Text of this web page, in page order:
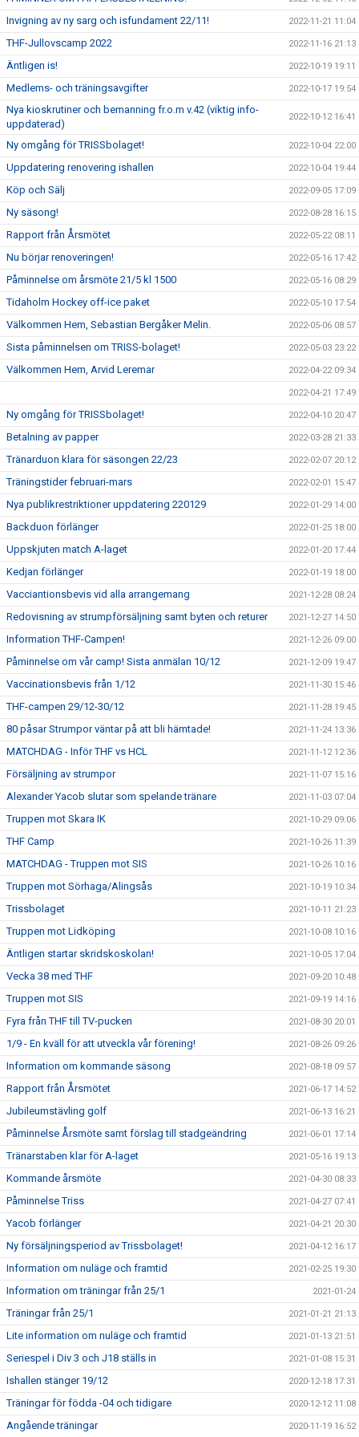
Invigning av ny sarg och isfundament 22/11! 2022-11-21 11:04
THF-Jullovscamp 2022 2022-11-16 21:13
Äntligen is! 2022-10-19 19:11
Medlems- och träningsavgifter 2022-10-17 19:54
Nya kioskrutiner och bemanning fr.o.m v.42 (viktig info-
uppdaterad)
2022-10-12 16:41
Ny omgång för TRISSbolaget! 2022-10-04 22:00
Uppdatering renovering ishallen 2022-10-04 19:44
Köp och Sälj 2022-09-05 17:09
Ny säsong! 2022-08-28 16:15
Rapport från Årsmötet 2022-05-22 08:11
Nu börjar renoveringen! 2022-05-16 17:42
Påminnelse om årsmöte 21/5 kl 1500 2022-05-16 08:29
Tidaholm Hockey off-ice paket 2022-05-10 17:54
Välkommen Hem, Sebastian Bergåker Melin. 2022-05-06 08:57
Sista påminnelsen om TRISS-bolaget! 2022-05-03 23:22
Välkommen Hem, Arvid Leremar 2022-04-22 09:34
2022-04-21 17:49
Ny omgång för TRISSbolaget! 2022-04-10 20:47
Betalning av papper 2022-03-28 21:33
Tränarduon klara för säsongen 22/23 2022-02-07 20:12
Träningstider februari-mars 2022-02-01 15:47
Nya publikrestriktioner uppdatering 220129 2022-01-29 14:00
Backduon förlänger 2022-01-25 18:00
Uppskjuten match A-laget 2022-01-20 17:44
Kedjan förlänger 2022-01-19 18:00
Vacciantionsbevis vid alla arrangemang 2021-12-28 08:24
Redovisning av strumpförsäljning samt byten och returer 2021-12-27 14:50
Information THF-Campen! 2021-12-26 09:00
Påminnelse om vår camp! Sista anmälan 10/12 2021-12-09 19:47
Vaccinationsbevis från 1/12 2021-11-30 15:46
THF-campen 29/12-30/12 2021-11-28 19:45
80 påsar Strumpor väntar på att bli hämtade! 2021-11-24 13:36
MATCHDAG - Inför THF vs HCL 2021-11-12 12:36
Försäljning av strumpor 2021-11-07 15:16
Alexander Yacob slutar som spelande tränare 2021-11-03 07:04
Truppen mot Skara IK 2021-10-29 09:06
THF Camp 2021-10-26 11:39
MATCHDAG - Truppen mot SIS 2021-10-26 10:16
Truppen mot Sörhaga/Alingsås 2021-10-19 10:34
Trissbolaget 2021-10-11 21:23
Truppen mot Lidköping 2021-10-08 10:16
Äntligen startar skridskoskolan! 2021-10-05 17:04
Vecka 38 med THF 2021-09-20 10:48
Truppen mot SIS 2021-09-19 14:16
Fyra från THF till TV-pucken 2021-08-30 20:01
1/9 - En kväll för att utveckla vår förening! 2021-08-26 09:26
Information om kommande säsong 2021-08-18 09:57
Rapport från Årsmötet 2021-06-17 14:52
Jubileumstävling golf 2021-06-13 16:21
Påminnelse Årsmöte samt förslag till stadgeändring 2021-06-01 17:14
Tränarstaben klar för A-laget 2021-05-16 19:13
Kommande årsmöte 2021-04-30 08:33
Påminnelse Triss 2021-04-27 07:41
Yacob förlänger 2021-04-21 20:30
Ny försäljningsperiod av Trissbolaget! 2021-04-12 16:17
Information om nuläge och framtid 2021-02-25 19:30
Information om träningar från 25/1 2021-01-24
Träningar från 25/1 2021-01-21 21:13
Lite information om nuläge och framtid 2021-01-13 21:51
Seriespel i Div 3 och J18 ställs in 2021-01-08 15:31
Ishallen stänger 19/12 2020-12-18 17:31
Träningar för födda -04 och tidigare 2020-12-12 11:08
Angående träningar 2020-11-19 16:52